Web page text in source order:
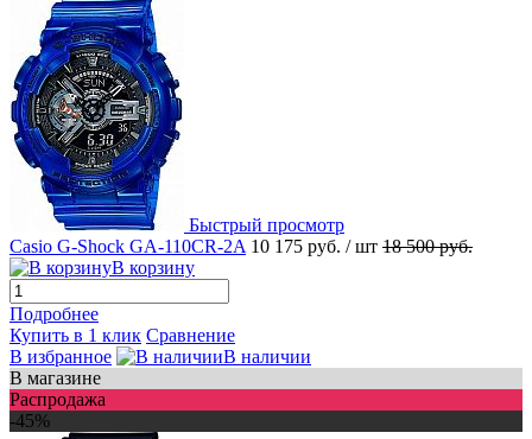
Быстрый просмотр
Casio G-Shock GA-110CR-2A 10 175 руб. / шт 18 500 руб.
В корзину
Подробнее
Купить в 1 клик Сравнение
В избранное
В наличии
В магазине
Распродажа
-45%